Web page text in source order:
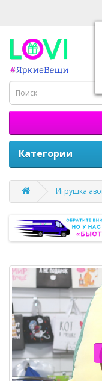
Категории
Игрушка